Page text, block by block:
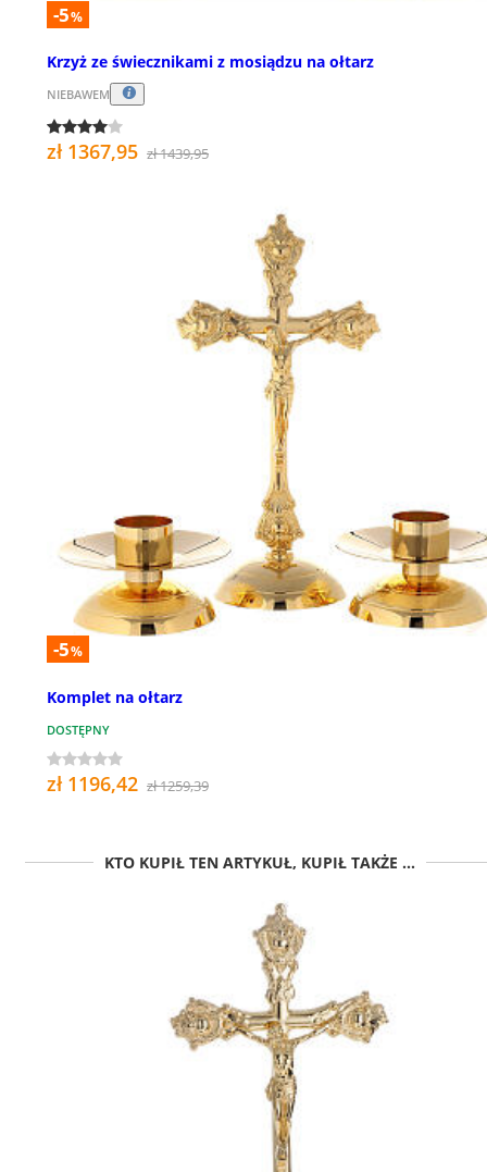
-5%
Krzyż ze świecznikami z mosiądzu na ołtarz
NIEBAWEM
zł 1367,95 zł 1439,95
-5%
Komplet na ołtarz
DOSTĘPNY
zł 1196,42 zł 1259,39
KTO KUPIŁ TEN ARTYKUŁ, KUPIŁ TAKŻE ...